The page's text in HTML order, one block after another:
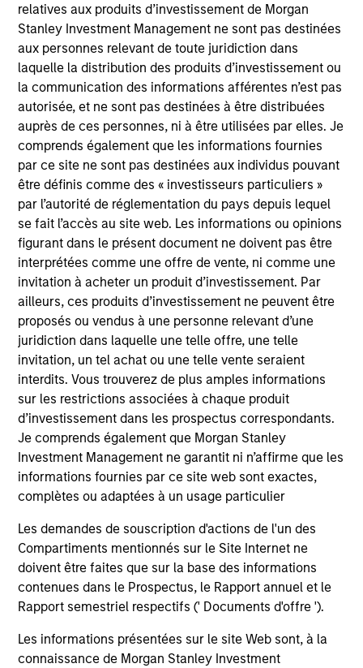
relatives aux produits d’investissement de Morgan
Stanley Investment Management ne sont pas destinées
aux personnes relevant de toute juridiction dans
laquelle la distribution des produits d’investissement ou
la communication des informations afférentes n’est pas
autorisée, et ne sont pas destinées à être distribuées
auprès de ces personnes, ni à être utilisées par elles. Je
comprends également que les informations fournies
par ce site ne sont pas destinées aux individus pouvant
être définis comme des « investisseurs particuliers »
par l’autorité de réglementation du pays depuis lequel
se fait l’accès au site web. Les informations ou opinions
figurant dans le présent document ne doivent pas être
interprétées comme une offre de vente, ni comme une
invitation à acheter un produit d’investissement. Par
ailleurs, ces produits d’investissement ne peuvent être
proposés ou vendus à une personne relevant d’une
juridiction dans laquelle une telle offre, une telle
invitation, un tel achat ou une telle vente seraient
interdits. Vous trouverez de plus amples informations
sur les restrictions associées à chaque produit
d’investissement dans les prospectus correspondants.
Je comprends également que Morgan Stanley
Investment Management ne garantit ni n’affirme que les
informations fournies par ce site web sont exactes,
complètes ou adaptées à un usage particulier
Les demandes de souscription d'actions de l'un des
Compartiments mentionnés sur le Site Internet ne
doivent être faites que sur la base des informations
contenues dans le Prospectus, le Rapport annuel et le
Rapport semestriel respectifs (' Documents d'offre ').
Les informations présentées sur le site Web sont, à la
connaissance de Morgan Stanley Investment
d’analyse des valorisations. Le Fonds offre une
exposition aux devises, aux taux d'intérêt locaux,
aux obligations souveraines et aux obligations
d'entreprise de certains pays émergents en
adoptant une démarche opportuniste, notamment
en s’exposant de manière significative à des pays
ne figurant pas dans les indices de référence.
La valeur des investissements et les revenus qui
en découlent varieront et rien ne garantit que le
Fonds atteigne ses objectifs d’investissement.
Caractéristiques du fonds
V.L. et Performance
Les performances passées ne sont pas un
indicateur fiable des résultats futurs. Les
rendements peuvent augmenter ou diminuer en
raison des fluctuations de change. Tous les
calculs des données de performance sont basés
sur une comparaison de la VL, sont exprimés nets